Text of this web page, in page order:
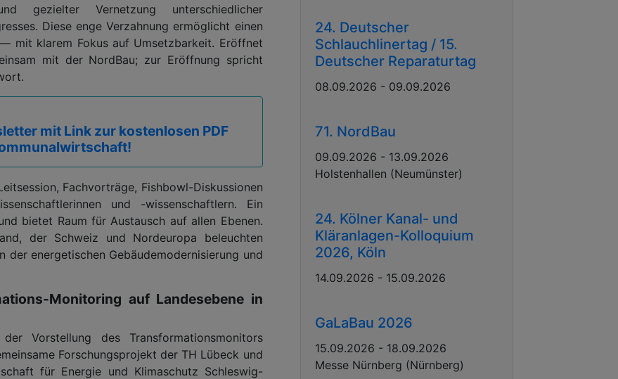
gezielter Vernetzung unterschiedlicher
Diese enge Verzahnung ermöglicht einen
mit klarem Fokus auf Umsetzbarkeit. Eröffnet
mit der NordBau; zur Eröffnung spricht
mit Link zur kostenlosen PDF
Fachvorträge, Fishbowl-Diskussionen
und -wissenschaftlern. Ein
bietet Raum für Austausch auf allen Ebenen.
der Schweiz und Nordeuropa beleuchten
der energetischen Gebäudemodernisierung und
Monitoring auf Landesebene in
Vorstellung des Transformationsmonitors
Forschungsprojekt der TH Lübeck und
für Energie und Klimaschutz Schleswig-
24. Deutscher
Schlauchlinertag / 15.
Deutscher Reparaturtag
08.09.2026 - 09.09.2026
71. NordBau
09.09.2026 - 13.09.2026
Holstenhallen (Neumünster)
24. Kölner Kanal- und
Kläranlagen-Kolloquium
2026, Köln
14.09.2026 - 15.09.2026
GaLaBau 2026
15.09.2026 - 18.09.2026
Messe Nürnberg (Nürnberg)